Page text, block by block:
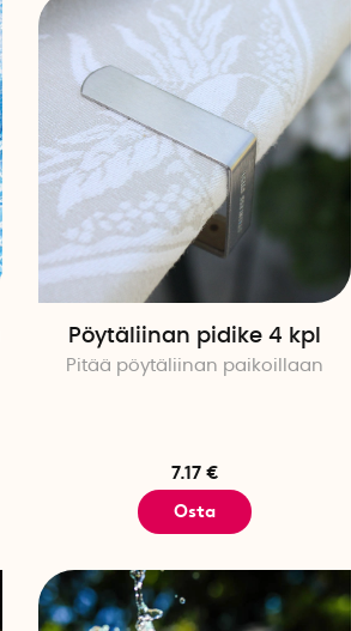
Pöytäliinan pidike 4 kpl
Pitää pöytäliinan paikoillaan
7.17 €
Osta